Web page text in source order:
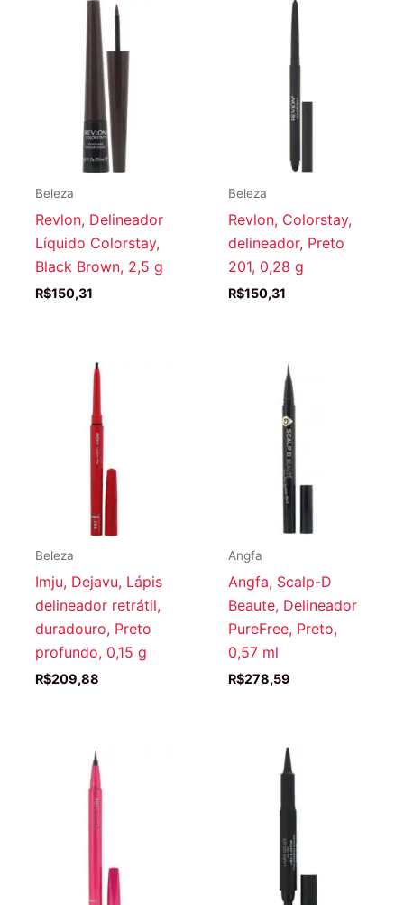
Beleza
Revlon, Delineador
Líquido Colorstay,
Black Brown, 2,5 g
R$150,31
Beleza
Revlon, Colorstay,
delineador, Preto
201, 0,28 g
R$150,31
Beleza
Imju, Dejavu, Lápis
delineador retrátil,
duradouro, Preto
profundo, 0,15 g
R$209,88
Angfa
Angfa, Scalp-D
Beaute, Delineador
PureFree, Preto,
0,57 ml
R$278,59